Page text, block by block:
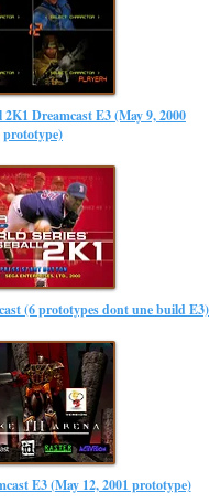
Dreamcast E3 (May 9, 2000
prototype)
(6 prototypes dont une build E3)
E3 (May 12, 2001 prototype)